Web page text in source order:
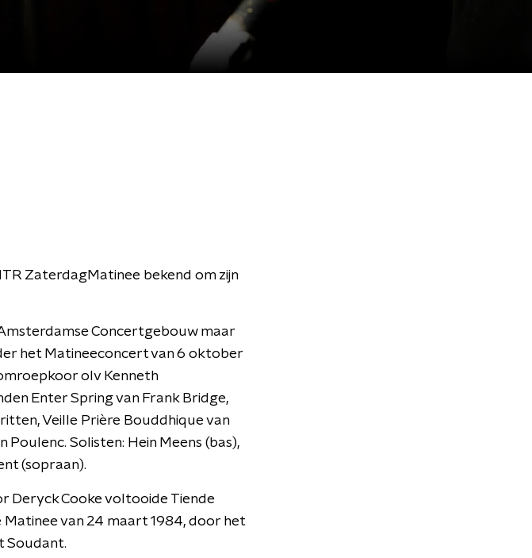
ZaterdagMatinee bekend om zijn
Concertgebouw maar
het Matineeconcert van 6 oktober
olv Kenneth
Enter Spring van Frank Bridge,
Veille Prière Bouddhique van
Solisten: Hein Meens (bas),
(sopraan).
Deryck Cooke voltooide Tiende
van 24 maart 1984, door het
Soudant.